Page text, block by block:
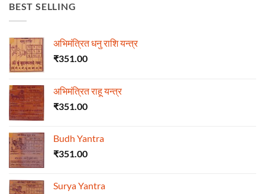
BEST SELLING
अभिमंत्रित धनु राशि यन्त्र
₹351.00
अभिमंत्रित राहू यन्त्र
₹351.00
Budh Yantra
₹351.00
Surya Yantra